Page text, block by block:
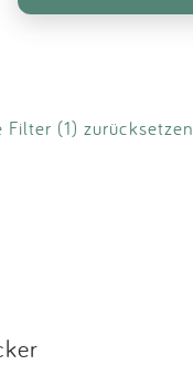
Filter (1) zurücksetzen